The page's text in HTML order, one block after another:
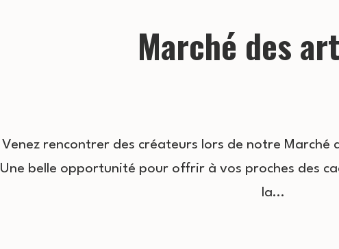
Marché des
Venez rencontrer des créateurs lors de notre Marché
Une belle opportunité pour offrir à vos proches des
la…